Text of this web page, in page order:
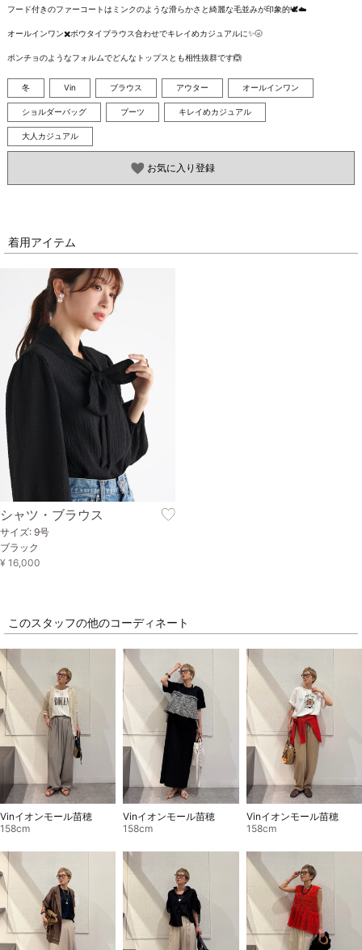
フード付きのファーコートはミンクのような滑らかさと綺麗な毛並みが印象的🕊️☁️
オールインワン✖️ボウタイブラウス合わせでキレイめカジュアルに✨🌝
ポンチョのようなフォルムでどんなトップスとも相性抜群です🙆
冬 Vin ブラウス アウター オールインワン
ショルダーバッグ ブーツ キレイめカジュアル
大人カジュアル
お気に入り登録
着用アイテム
シャツ・ブラウス
サイズ: 9号
ブラック
¥ 16,000
このスタッフの他のコーディネート
Vinイオンモール苗穂
158cm
Vinイオンモール苗穂
158cm
Vinイオンモール苗穂
158cm